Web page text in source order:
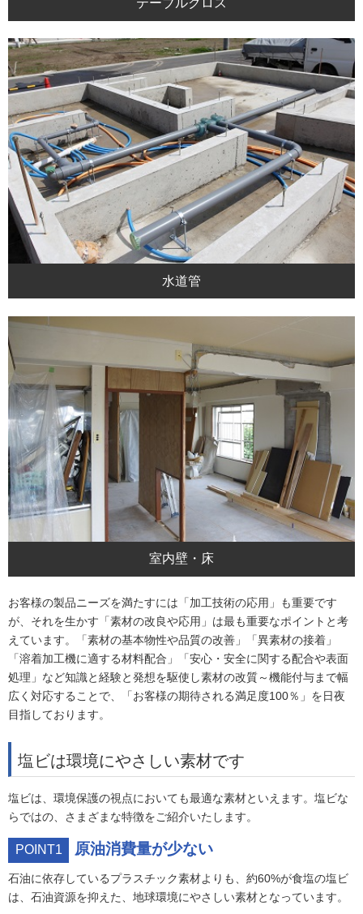
テーブルクロス
水道管
室内壁・床
お客様の製品ニーズを満たすには「加工技術の応用」も重要です
が、それを生かす「素材の改良や応用」は最も重要なポイントと考
えています。「素材の基本物性や品質の改善」「異素材の接着」
「溶着加工機に適する材料配合」「安心・安全に関する配合や表面
処理」など知識と経験と発想を駆使し素材の改質～機能付与まで幅
広く対応することで、「お客様の期待される満足度100％」を日夜
目指しております。
塩ビは環境にやさしい素材です
塩ビは、環境保護の視点においても最適な素材といえます。塩ビな
らではの、さまざまな特徴をご紹介いたします。
POINT1 原油消費量が少ない
石油に依存しているプラスチック素材よりも、約60%が食塩の塩ビ
は、石油資源を抑えた、地球環境にやさしい素材となっています。